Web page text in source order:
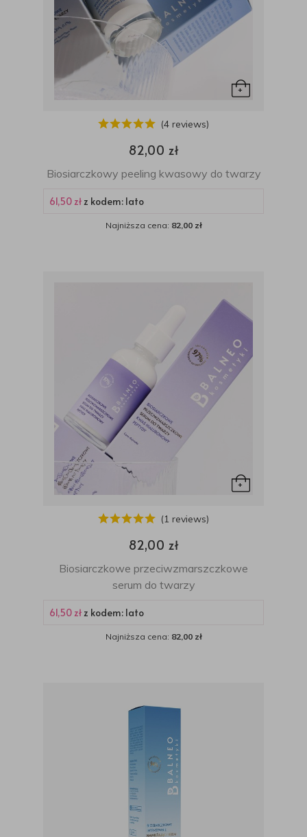
(4 reviews)
82,00 zł
Biosiarczkowy peeling kwasowy do twarzy
61,50 złz kodem: lato
Najniższa cena: 82,00 zł
(1 reviews)
82,00 zł
Biosiarczkowe przeciwzmarszczkowe
serum do twarzy
61,50 złz kodem: lato
Najniższa cena: 82,00 zł